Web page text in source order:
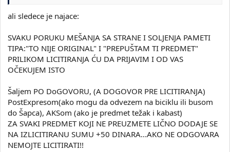
ali sledece je najace:
SVAKU PORUKU MEŠANJA SA STRANE I SOLJENJA PAMETI
TIPA:"TO NIJE ORIGINAL" I "PREPUŠTAM TI PREDMET"
PRILIKOM LICITIRANJA ĆU DA PRIJAVIM I OD VAS
OČEKUJEM ISTO
Šaljem PO DoGOVORU, (A DOGOVOR PRE LICITIRANJA)
PostExpresom(ako mogu da odvezem na biciklu ili busom
do Šapca), AKSom (ako je predmet težak i kabast)
ZA SVAKI PREDMET KOJI NE PREUZMETE LIČNO DODAJE SE
NA IZLICITIRANU SUMU +50 DINARA...AKO NE ODGOVARA
NEMOJTE LICITIRATI!!